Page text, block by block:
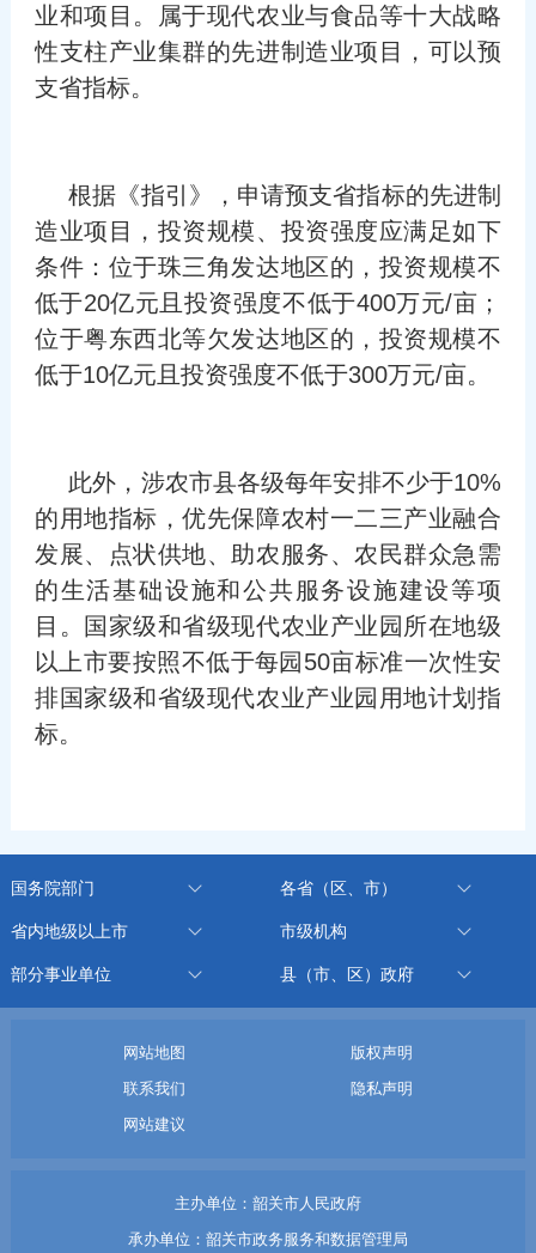
业和项目。属于现代农业与食品等十大战略
性支柱产业集群的先进制造业项目，可以预
支省指标。
根据《指引》，申请预支省指标的先进制
造业项目，投资规模、投资强度应满足如下
条件：位于珠三角发达地区的，投资规模不
低于20亿元且投资强度不低于400万元/亩；
位于粤东西北等欠发达地区的，投资规模不
低于10亿元且投资强度不低于300万元/亩。
此外，涉农市县各级每年安排不少于10%
的用地指标，优先保障农村一二三产业融合
发展、点状供地、助农服务、农民群众急需
的生活基础设施和公共服务设施建设等项
目。国家级和省级现代农业产业园所在地级
以上市要按照不低于每园50亩标准一次性安
排国家级和省级现代农业产业园用地计划指
标。
国务院部门 各省（区、市）
省内地级以上市 市级机构
部分事业单位 县（市、区）政府
网站地图
版权声明
联系我们
隐私声明
网站建议
主办单位：韶关市人民政府
承办单位：韶关市政务服务和数据管理局